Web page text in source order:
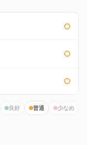
良好 普通 少なめ